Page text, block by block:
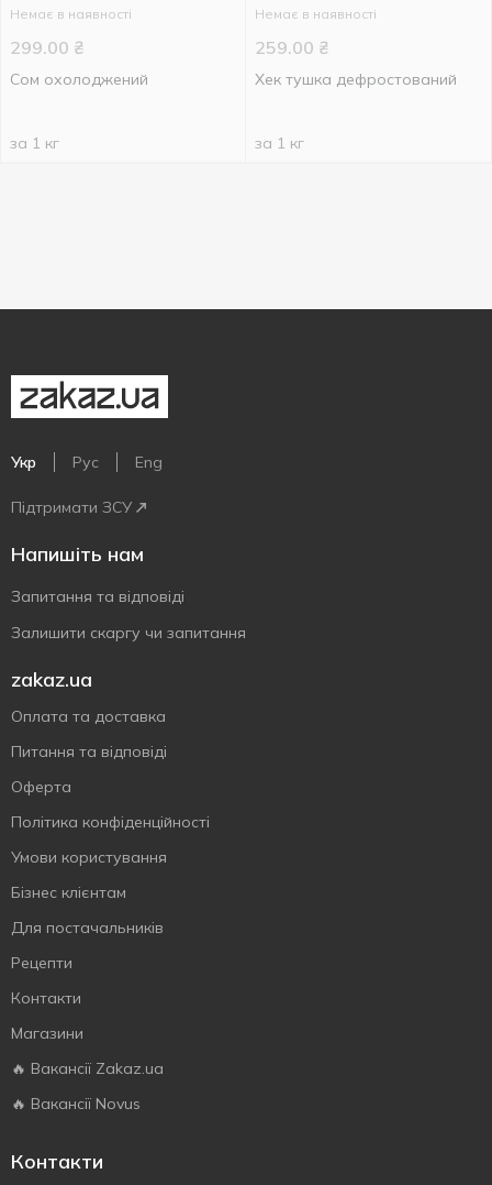
Немає в наявності
299.00 ₴
Сом охолоджений
за 1 кг
Немає в наявності
259.00 ₴
Хек тушка дефростований
за 1 кг
Укр Рус Eng
Підтримати ЗСУ
Напишіть нам
Запитання та відповіді
Залишити скаргу чи запитання
zakaz.ua
Оплата та доставка
Питання та відповіді
Оферта
Політика конфіденційності
Умови користування
Бізнес клієнтам
Для постачальників
Рецепти
Контакти
Магазини
🔥 Вакансії Zakaz.ua
🔥 Вакансії Novus
Контакти